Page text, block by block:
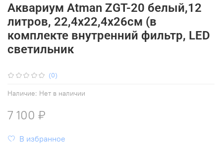
(0)
Наличие: Нет в наличии
Аквариум Atman ZGT-20 белый,12
литров, 22,4х22,4х26см (в
комплекте внутренний фильтр, LED
светильник
7 100 ₽
В избранное